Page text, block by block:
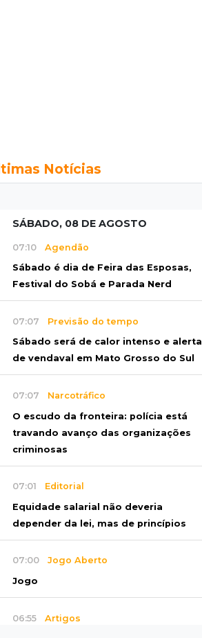
Notícias
SÁBADO, 08 DE AGOSTO
07:10 Agendão
Sábado é dia de Feira das Esposas,
Festival do Sobá e Parada Nerd
07:07 Previsão do tempo
Sábado será de calor intenso e alerta
de vendaval em Mato Grosso do Sul
07:07 Narcotráfico
O escudo da fronteira: polícia está
travando avanço das organizações
criminosas
07:01 Editorial
Equidade salarial não deveria
depender da lei, mas de princípios
07:00 Jogo Aberto
Jogo
06:55 Artigos